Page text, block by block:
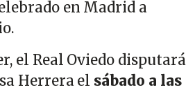
en Madrid a
el Real Oviedo disputará
Herrera el sábado a las